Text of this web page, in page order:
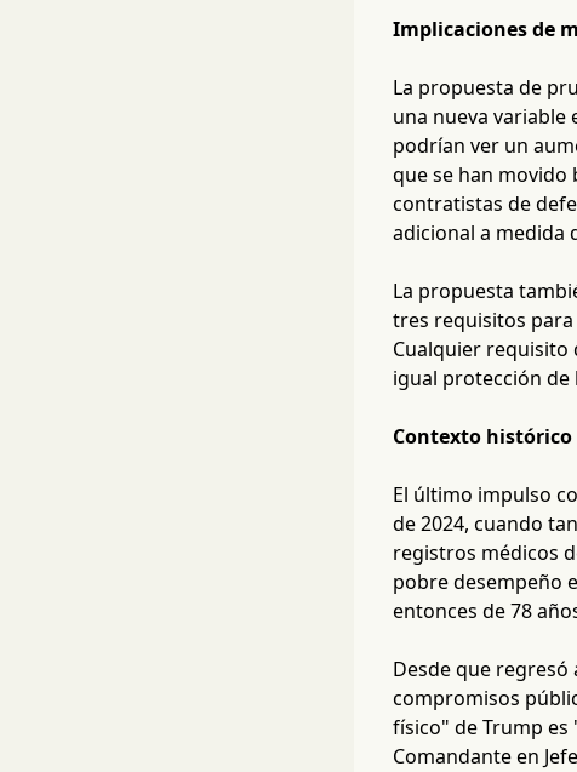
Implicaciones de
La propuesta de
una nueva variable
podrían ver un
que se han movido
contratistas de
adicional a medida
La propuesta
tres requisitos para
Cualquier requisito
igual protección de
Contexto histórico
El último impulso
de 2024, cuando
registros médicos
pobre desempeño
entonces de 78
Desde que regresó
compromisos
físico" de Trump
Comandante en